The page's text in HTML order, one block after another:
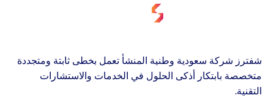
شفترز شركة سعودية وطنية المنشأ تعمل بخطى ثابتة ومتجددة
متخصصة بابتكار أذكى الحلول في الخدمات والاستشارات
التقنية.